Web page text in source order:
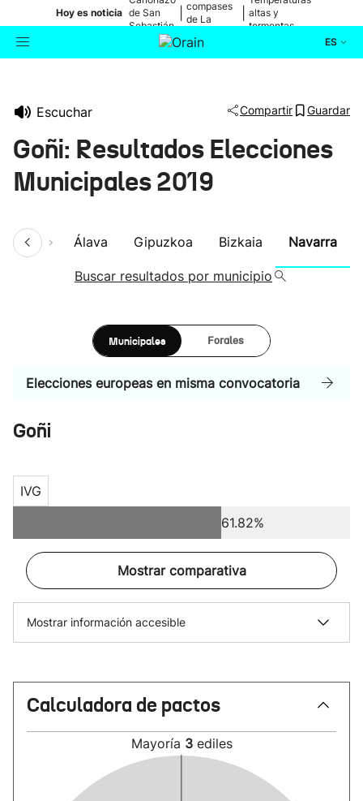
Hoy es noticia de San
Sebastián
compases
de La
altas y
tormentas
ES
Cultura
Escuchar Compartir Guardar
Goñi: Resultados Elecciones
Municipales 2019
Álava Gipuzkoa Bizkaia Navarra
Buscar resultados por municipio
Municipales Forales
Elecciones europeas en misma convocatoria
Goñi
IVG
61.82%
Mostrar comparativa
Mostrar información accesible
Calculadora de pactos
Mayoría 3 ediles